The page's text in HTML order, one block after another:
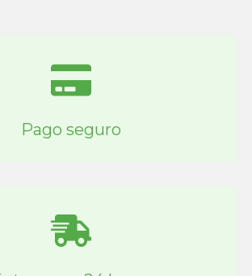
Pago seguro